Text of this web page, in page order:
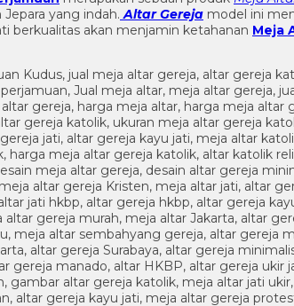
yang indah. Altar Gereja model ini
berkualitas akan menjamin ketahanan Meja